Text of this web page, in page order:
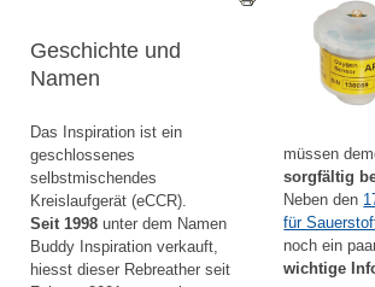
Geschichte und
Namen
Das Inspiration ist ein
geschlossenes
selbstmischendes
Kreislaufgerät (eCCR).
Seit 1998 unter dem Namen
Buddy Inspiration verkauft,
hiesst dieser Rebreather seit
müssen
sorgfältig
Neben den
für
noch ein
wichtige